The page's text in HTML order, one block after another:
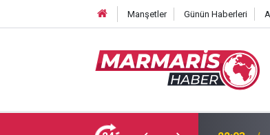
Manşetler Günün Haberleri